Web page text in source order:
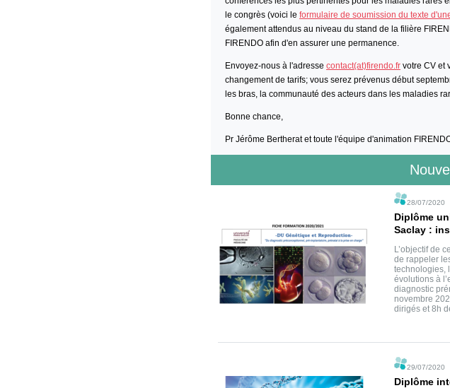
le congrès (voici le formulaire de soumission du texte
également attendus au niveau du stand de la filière
FIRENDO afin d'en assurer une permanence.
Envoyez-nous à l'adresse contact(at)firendo.fr votre CV et
changement de tarifs; vous serez prévenus début
les bras, la communauté des acteurs dans les maladies
Bonne chance,
Pr Jérôme Bertherat et toute l'équipe d'animation
28/07/2020
Diplôme
Saclay :
L’objectif de
de rappeler
technologies,
évolutions à
diagnostic
novembre
dirigés et 8h
29/07/2020
Diplôme